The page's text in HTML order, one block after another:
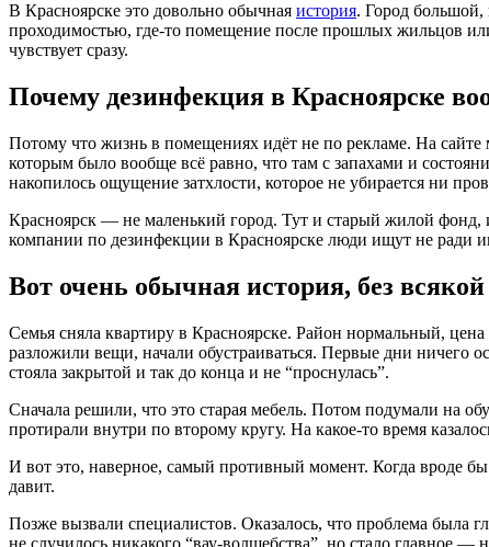
В Красноярске это довольно обычная история. Город большой,
проходимостью, где-то помещение после прошлых жильцов
чувствует сразу.
Почему дезинфекция в Красноярске
Потому что жизнь в помещениях идёт не по рекламе. На
которым было вообще всё равно, что там с запахами и
накопилось ощущение затхлости, которое не убирается ни
Красноярск — не маленький город. Тут и старый жилой
компании по дезинфекции в Красноярске люди ищут не ради
Вот очень обычная история, без
Семья сняла квартиру в Красноярске. Район нормальный,
разложили вещи, начали обустраиваться. Первые дни ничего
стояла закрытой и так до конца и не “проснулась”.
Сначала решили, что это старая мебель. Потом подумали на
протирали внутри по второму кругу. На какое-то время
И вот это, наверное, самый противный момент. Когда вроде
давит.
Позже вызвали специалистов. Оказалось, что проблема была
не случилось никакого “вау-волшебства”, но стало главное —